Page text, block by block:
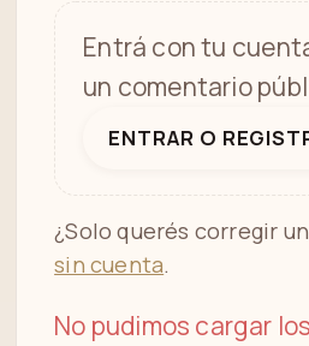
Entrá con tu
un comentario
ENTRAR O
¿Solo querés corregir
sin cuenta.
No pudimos cargar